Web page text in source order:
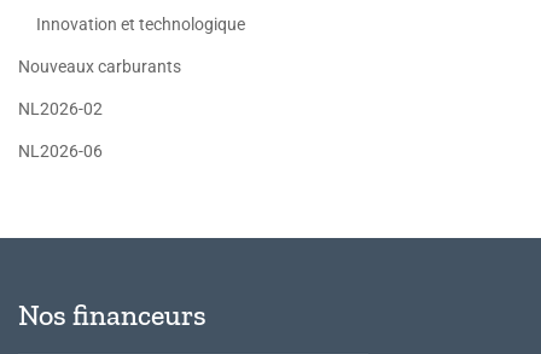
Innovation et technologique
Nouveaux carburants
NL2026-02
NL2026-06
Nos financeurs